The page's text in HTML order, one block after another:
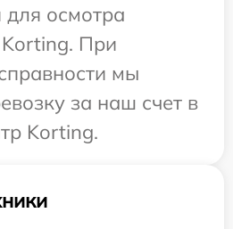
осмотра
При
мы
за наш счет в
Korting.